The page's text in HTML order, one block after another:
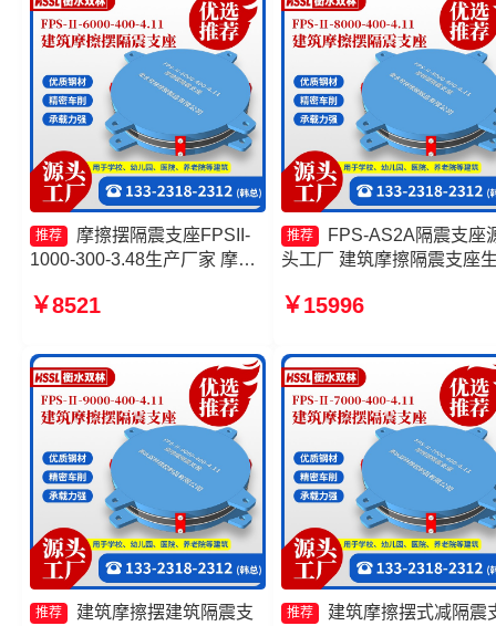
推荐
摩擦摆隔震支座FPSII-
1000-300-3.48生产厂家 摩擦
支座生产厂家 摩擦摆隔震支座
￥8521
推荐
FPS-AS2A隔震支座
头工厂 建筑摩擦隔震支座
支座生产厂家 摩擦摆式减
￥15996
推荐
建筑摩擦摆建筑隔震支
推荐
建筑摩擦摆式减隔震